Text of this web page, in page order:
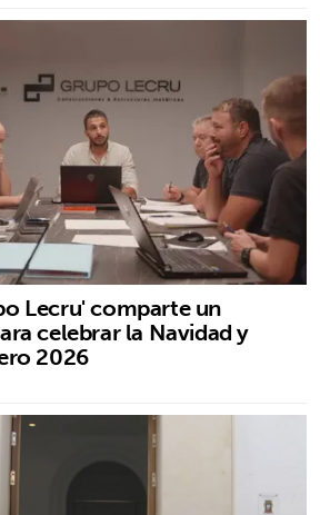
Lecru' comparte un
celebrar la Navidad y
2026